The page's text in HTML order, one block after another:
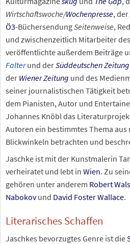
Wirtschaftswoche/Wochenpresse, der
Ö3-BüchersendungSeitenweise,
und zwischenzeitlich Mitarbeiter des
veröffentlichte außerdem Beiträge
Falterund derSüddeutschen Zeitung
der Wiener Zeitung und des
seiner journalistischen Tätigkeit
dem Pianisten, Autor und
Johannes Knöbl das
Autoren ein bestimmtes Thema
Blickwinkeln betrachten und
Jaschke ist mit der Kunstmalerin
verheiratet und lebt in Wien. Zu
gehören unter anderem Robert
Nabokovund David Foster Wallace.
Literarisches Schaffen
Jaschkes bevorzugtes Genre ist die